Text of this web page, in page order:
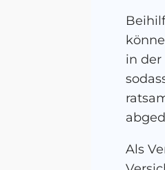
in der
Als